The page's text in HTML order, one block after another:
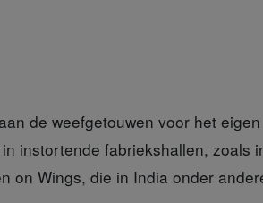
de weefgetouwen voor het
instortende fabriekshallen, zoals
on Wings, die in India onder